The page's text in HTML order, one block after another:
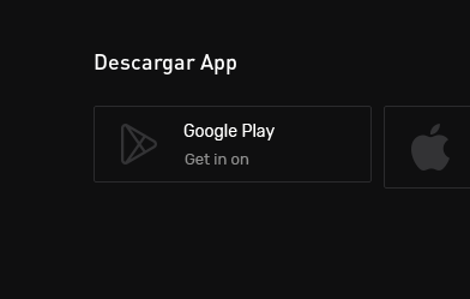
Descargar App